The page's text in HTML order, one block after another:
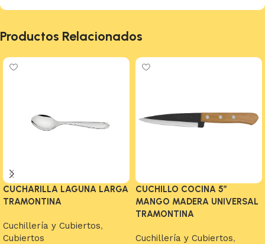
Productos Relacionados
CUCHARILLA LAGUNA LARGA
TRAMONTINA
Cuchillería y Cubiertos,
Cubiertos
CUCHILLO COCINA 5″
MANGO MADERA UNIVERSAL
TRAMONTINA
Cuchillería y Cubiertos,